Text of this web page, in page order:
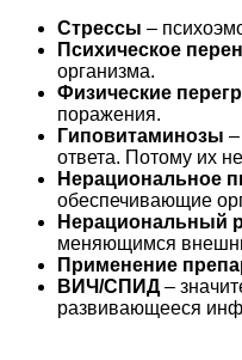
Стрессы –
Психическое
организма.
Физические
поражения.
Гиповитаминозы
ответа. Потому их
Нерациональное
обеспечивающие
Нерациональный
меняющимся
Применение
ВИЧ/СПИД–
развивающееся